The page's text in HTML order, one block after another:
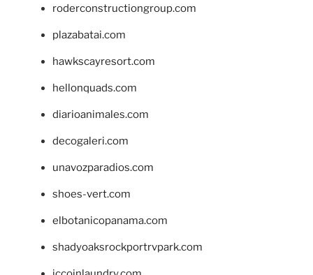
roderconstructiongroup.com
plazabatai.com
hawkscayresort.com
hellonquads.com
diarioanimales.com
decogaleri.com
unavozparadios.com
shoes-vert.com
elbotanicopanama.com
shadyoaksrockportrvpark.com